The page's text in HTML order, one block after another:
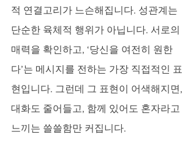
적 연결고리가 느슨해집니다. 성관계는
단순한 육체적 행위가 아닙니다. 서로의
매력을 확인하고, ‘당신을 여전히 원한
다’는 메시지를 전하는 가장 직접적인 표
현입니다. 그런데 그 표현이 어색해지면,
대화도 줄어들고, 함께 있어도 혼자라고
느끼는 쓸쓸함만 커집니다.